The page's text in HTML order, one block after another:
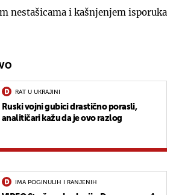
nestašicama i kašnjenjem isporuka
RAT U UKRAJINI
Ruski vojni gubici drastično porasli,
analitičari kažu da je ovo razlog
IMA POGINULIH I RANJENIH